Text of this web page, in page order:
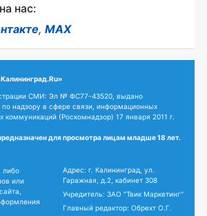
нас:
, MAX
СМИ: Эл № ФС77-43520, выдано
надзору в сфере связи, информационных
коммуникаций (Роскомнадзор) 17 января 2011 г.
для просмотра лицам младше 18 лет.
либо
или
Адрес: г. Калининград, ул.
Гаражная, д.2, кабинет 308
Учредитель: ЗАО "Твик Маркетинг"
Главный редактор: Обрехт О.Г.